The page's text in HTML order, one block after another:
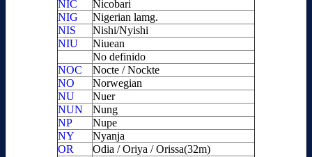
NIC
Nicobari
NIG
Nigerian lamg.
NIS
Nishi/Nyishi
NIU
Niuean
No definido
NOC
Nocte / Nockte
NO
Norwegian
NU
Nuer
NUN
Nung
NP
Nupe
NY
Nyanja
OR
Odia / Oriya / Orissa(32m)